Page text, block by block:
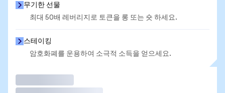
무기한 선물
최대 50배 레버리지로 토큰을 롱 또는 숏 하세요.
스테이킹
암호화폐를 운용하여 소극적 소득을 얻으세요.